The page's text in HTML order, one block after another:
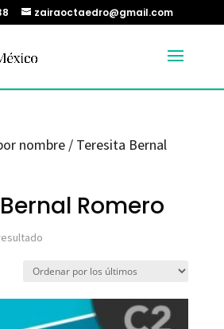
zairaoctaedro@gmail.com
nombre / Teresita Bernal
Romero